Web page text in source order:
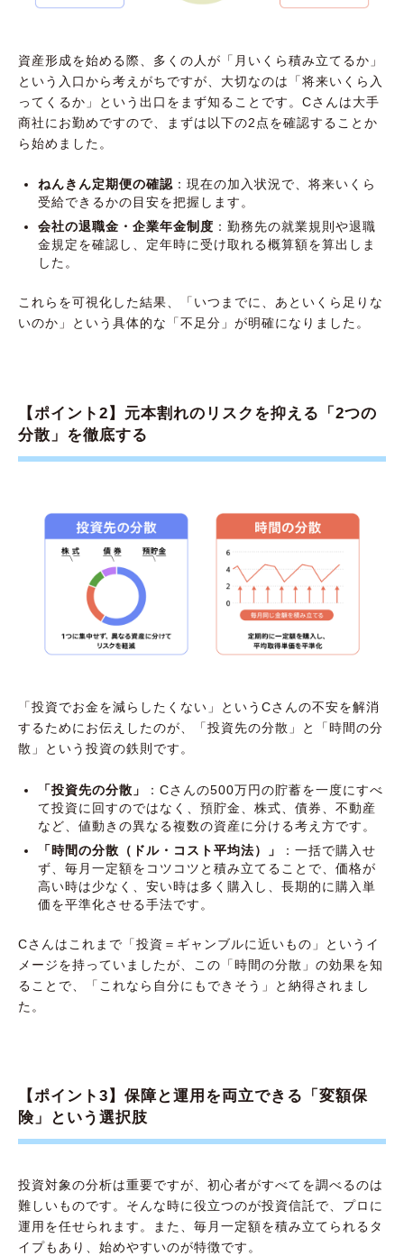
資産形成を始める際、多くの人が「月いくら積み立てるか」
という入口から考えがちですが、大切なのは「将来いくら入
ってくるか」という出口をまず知ることです。Cさんは大手
商社にお勤めですので、まずは以下の2点を確認することか
ら始めました。
ねんきん定期便の確認 ：現在の加入状況で、将来いくら
受給できるかの目安を把握します。
会社の退職金・企業年金制度 ：勤務先の就業規則や退職
金規定を確認し、定年時に受け取れる概算額を算出しま
した。
これらを可視化した結果、「いつまでに、あといくら足りな
いのか」という具体的な「不足分」が明確になりました。
【ポイント2】元本割れのリスクを抑える「2つの
分散」を徹底する
「投資でお金を減らしたくない」というCさんの不安を解消
するためにお伝えしたのが、「投資先の分散」と「時間の分
散」という投資の鉄則です。
「投資先の分散」
：Cさんの500万円の貯蓄を一度にすべ
て投資に回すのではなく、預貯金、株式、債券、不動産
など、値動きの異なる複数の資産に分ける考え方です。
「時間の分散（ドル・コスト平均法）」
：一括で購入せ
ず、毎月一定額をコツコツと積み立てることで、価格が
高い時は少なく、安い時は多く購入し、長期的に購入単
価を平準化させる手法です。
Cさんはこれまで「投資＝ギャンブルに近いもの」というイ
メージを持っていましたが、この「時間の分散」の効果を知
ることで、「これなら自分にもできそう」と納得されまし
た。
【ポイント3】保障と運用を両立できる「変額保
険」という選択肢
投資対象の分析は重要ですが、初心者がすべてを調べるのは
難しいものです。そんな時に役立つのが投資信託で、プロに
運用を任せられます。また、毎月一定額を積み立てられるタ
イプもあり、始めやすいのが特徴です。